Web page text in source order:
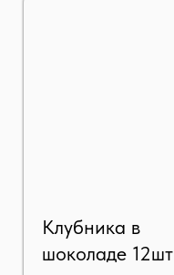
Клубника в
шоколаде 12шт